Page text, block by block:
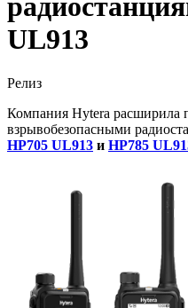
UL913
Релиз
Компания Hytera расширила
взрывобезопасными
HP705 UL913 и HP785